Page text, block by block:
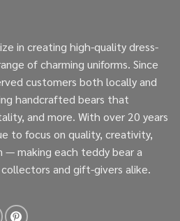
in creating high-quality dress-
of charming uniforms. Since
customers both locally and
handcrafted bears that
and more. With over 20 years
to focus on quality, creativity,
— making each teddy bear a
and gift-givers alike.